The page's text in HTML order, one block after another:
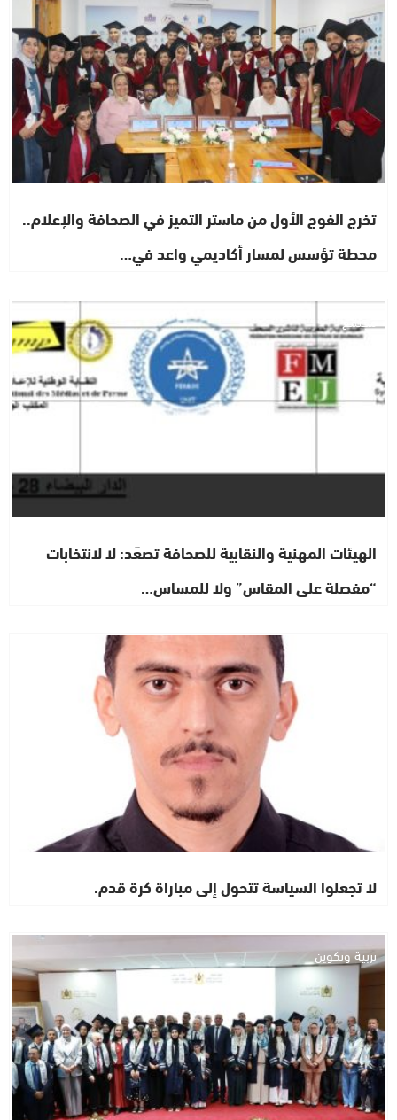
تخرج الفوج الأول من ماستر التميز في الصحافة والإعلام..
محطة تؤسس لمسار أكاديمي واعد في…
مجتمع
الهيئات المهنية والنقابية للصحافة تصعّد: لا لانتخابات
“مفصلة على المقاس” ولا للمساس…
لا تجعلوا السياسة تتحول إلى مباراة كرة قدم.
تربية وتكوين